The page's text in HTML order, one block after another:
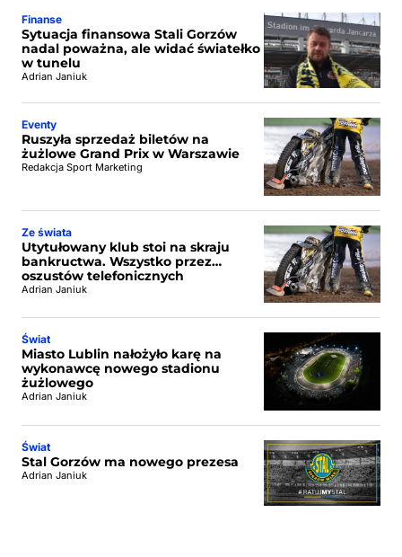
Finanse
Sytuacja finansowa Stali Gorzów
nadal poważna, ale widać światełko
w tunelu
Adrian Janiuk
Eventy
Ruszyła sprzedaż biletów na
żużlowe Grand Prix w Warszawie
Redakcja Sport Marketing
Ze świata
Utytułowany klub stoi na skraju
bankructwa. Wszystko przez…
oszustów telefonicznych
Adrian Janiuk
Świat
Miasto Lublin nałożyło karę na
wykonawcę nowego stadionu
żużlowego
Adrian Janiuk
Świat
Stal Gorzów ma nowego prezesa
Adrian Janiuk